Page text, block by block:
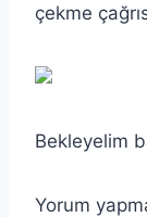
çekme
Bekleyelim
Yorum